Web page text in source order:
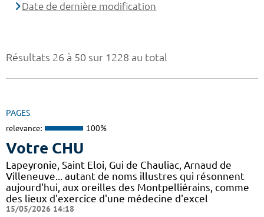
Résultats 26 à 50 sur 1228 au total
PAGES
relevance: 100%
Votre CHU
Lapeyronie, Saint Eloi, Gui de Chauliac, Arnaud de
Villeneuve... autant de noms illustres qui résonnent
aujourd'hui, aux oreilles des Montpelliérains, comme
des lieux d'exercice d'une médecine d'excel
15/05/2026 14:18
Date de dernière modification